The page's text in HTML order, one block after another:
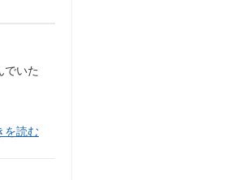
でいた
を読む